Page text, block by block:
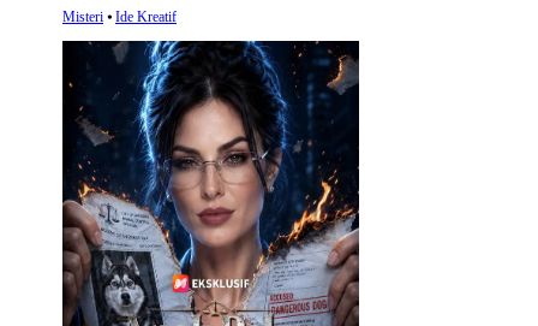
Misteri ⦁ Ide Kreatif